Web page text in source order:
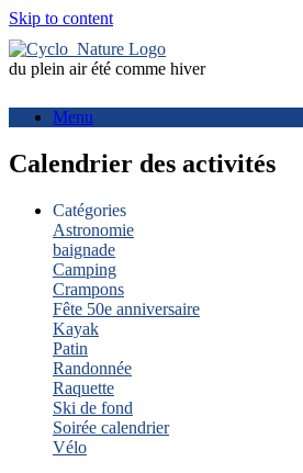
Skip to content
du plein air été comme hiver
Menu
Calendrier des activités
Catégories
Astronomie
baignade
Camping
Crampons
Fête 50e anniversaire
Kayak
Patin
Randonnée
Raquette
Ski de fond
Soirée calendrier
Vélo